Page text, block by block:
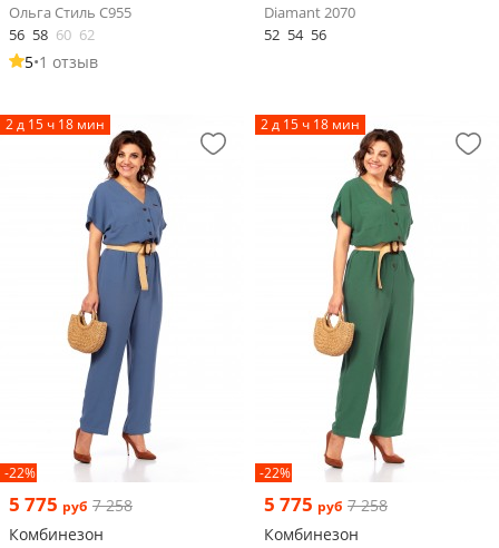
Ольга Стиль С955
56 58 60 62
5•1 отзыв
Diamant 2070
52 54 56
2 д 15 ч 18 мин
-22%
5 775 руб 7 258
Комбинезон
2 д 15 ч 18 мин
-22%
5 775 руб 7 258
Комбинезон